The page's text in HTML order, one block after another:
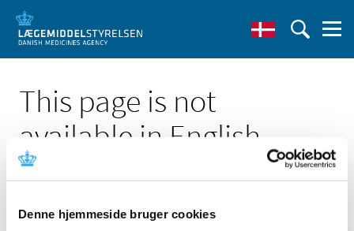
Denne hjemmeside bruger cookies
This page is not
available in English